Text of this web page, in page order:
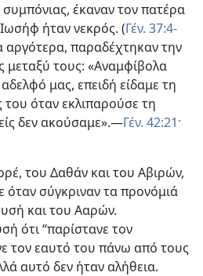
έκαναν τον πατέρα
ήταν νεκρός. (Γέν. 37:4-
αργότερα, παραδέχτηκαν την
μεταξύ τους: «Αναμφίβολα
μας, επειδή είδαμε τη
όταν εκλιπαρούσε τη
δεν ακούσαμε».​—Γέν. 42:21·
του Δαθάν και του Αβιρών,
σύγκριναν τα προνόμιά
και του Ααρών.
ότι “παρίστανε τον
τον εαυτό του πάνω από τους
αυτό δεν ήταν αλήθεια.